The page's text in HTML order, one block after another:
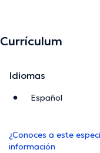
Currículum
Idiomas
Español
¿Conoces a este
información